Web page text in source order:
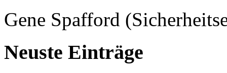
Gene Spafford
Neuste Einträge